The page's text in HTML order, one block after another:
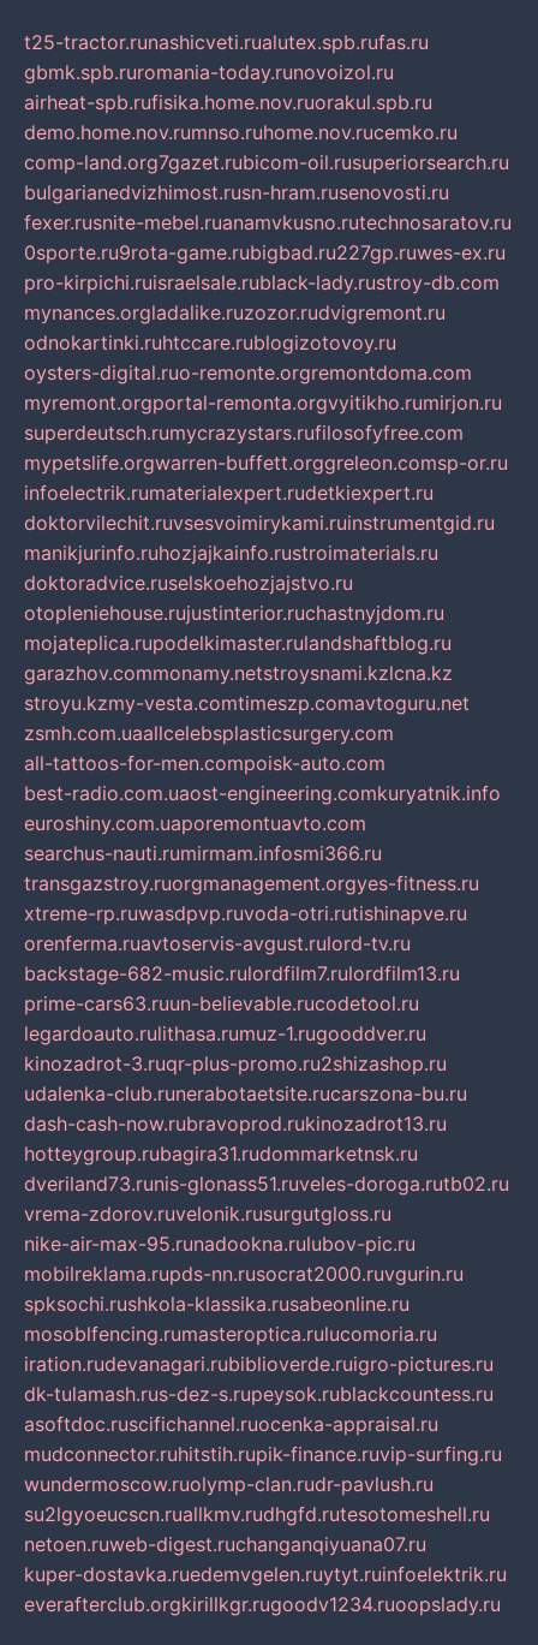
t25-tractor.runashicveti.rualutex.spb.rufas.ru
gbmk.spb.ruromania-today.runovoizol.ru
airheat-spb.rufisika.home.nov.ruorakul.spb.ru
demo.home.nov.rumnso.ruhome.nov.rucemko.ru
comp-land.org7gazet.rubicom-oil.rusuperiorsearch.ru
bulgarianedvizhimost.rusn-hram.rusenovosti.ru
fexer.rusnite-mebel.ruanamvkusno.rutechnosaratov.ru
0sporte.ru9rota-game.rubigbad.ru227gp.ruwes-ex.ru
pro-kirpichi.ruisraelsale.rublack-lady.rustroy-db.com
mynances.orgladalike.ruzozor.rudvigremont.ru
odnokartinki.ruhtccare.rublogizotovoy.ru
oysters-digital.ruo-remonte.orgremontdoma.com
myremont.orgportal-remonta.orgvyitikho.rumirjon.ru
superdeutsch.rumycrazystars.rufilosofyfree.com
mypetslife.orgwarren-buffett.orggreleon.comsp-or.ru
infoelectrik.rumaterialexpert.rudetkiexpert.ru
doktorvilechit.ruvsesvoimirykami.ruinstrumentgid.ru
manikjurinfo.ruhozjajkainfo.rustroimaterials.ru
doktoradvice.ruselskoehozjajstvo.ru
otopleniehouse.rujustinterior.ruchastnyjdom.ru
mojateplica.rupodelkimaster.rulandshaftblog.ru
garazhov.commonamy.netstroysnami.kzlcna.kz
stroyu.kzmy-vesta.comtimeszp.comavtoguru.net
zsmh.com.uaallcelebsplasticsurgery.com
all-tattoos-for-men.compoisk-auto.com
best-radio.com.uaost-engineering.comkuryatnik.info
euroshiny.com.uaporemontuavto.com
searchus-nauti.rumirmam.infosmi366.ru
transgazstroy.ruorgmanagement.orgyes-fitness.ru
xtreme-rp.ruwasdpvp.ruvoda-otri.rutishinapve.ru
orenferma.ruavtoservis-avgust.rulord-tv.ru
backstage-682-music.rulordfilm7.rulordfilm13.ru
prime-cars63.ruun-believable.rucodetool.ru
legardoauto.rulithasa.rumuz-1.rugooddver.ru
kinozadrot-3.ruqr-plus-promo.ru2shizashop.ru
udalenka-club.runerabotaetsite.rucarszona-bu.ru
dash-cash-now.rubravoprod.rukinozadrot13.ru
hotteygroup.rubagira31.rudommarketnsk.ru
dveriland73.runis-glonass51.ruveles-doroga.rutb02.ru
vrema-zdorov.ruvelonik.rusurgutgloss.ru
nike-air-max-95.runadookna.rulubov-pic.ru
mobilreklama.rupds-nn.rusocrat2000.ruvgurin.ru
spksochi.rushkola-klassika.rusabeonline.ru
mosoblfencing.rumasteroptica.rulucomoria.ru
iration.rudevanagari.rubiblioverde.ruigro-pictures.ru
dk-tulamash.rus-dez-s.rupeysok.rublackcountess.ru
asoftdoc.ruscifichannel.ruocenka-appraisal.ru
mudconnector.ruhitstih.rupik-finance.ruvip-surfing.ru
wundermoscow.ruolymp-clan.rudr-pavlush.ru
su2lgyoeucscn.ruallkmv.rudhgfd.rutesotomeshell.ru
netoen.ruweb-digest.ruchanganqiyuana07.ru
kuper-dostavka.ruedemvgelen.ruytyt.ruinfoelektrik.ru
everafterclub.orgkirillkgr.rugoodv1234.ruoopslady.ru